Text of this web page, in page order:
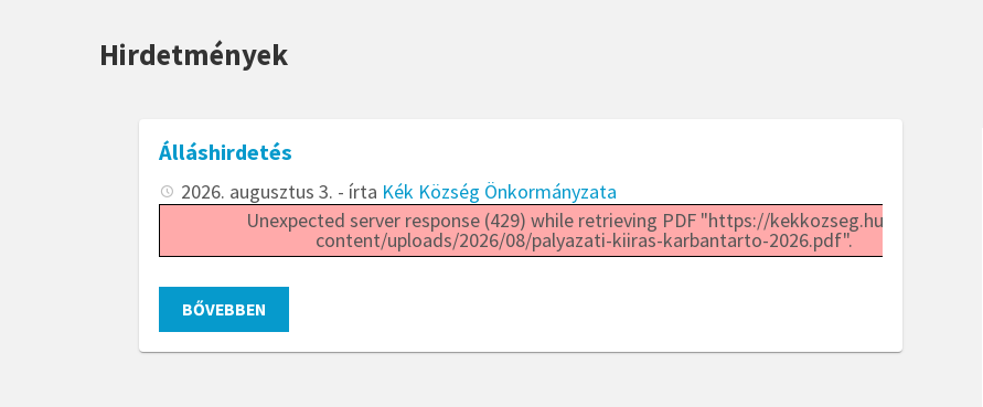
Hirdetmények
Álláshirdetés
2026. augusztus 3. - írta Kék Község Önkormányzata
Unexpected server response (429) while retrieving PDF "https://kekkozseg.hu/wp-
content/uploads/2026/08/palyazati-kiiras-karbantarto-2026.pdf".
BŐVEBBEN